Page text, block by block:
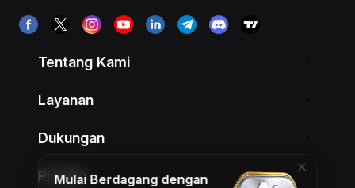
Tentang Kami
Layanan
Dukungan
Produk
Mulai Berdagang dengan